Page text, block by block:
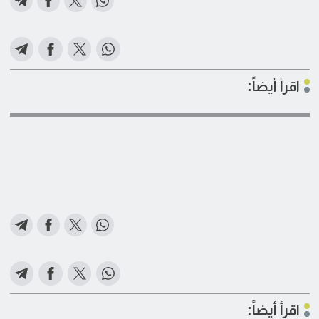
اقرأ أيضاً:
اقرأ أيضاً: